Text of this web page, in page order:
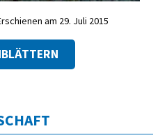
am 29. Juli 2015